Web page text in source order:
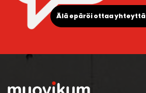
Älä epäröi ottaa yhteyttä